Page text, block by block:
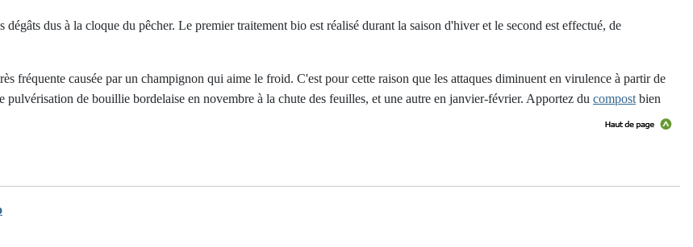
dus à la cloque du pêcher. Le premier traitement bio est réalisé durant la saison d'hiver et le second est effectué, de
fréquente causée par un champignon qui aime le froid. C'est pour cette raison que les attaques diminuent en virulence à partir de
de bouillie bordelaise en novembre à la chute des feuilles, et une autre en janvier-février. Apportez du compost bien